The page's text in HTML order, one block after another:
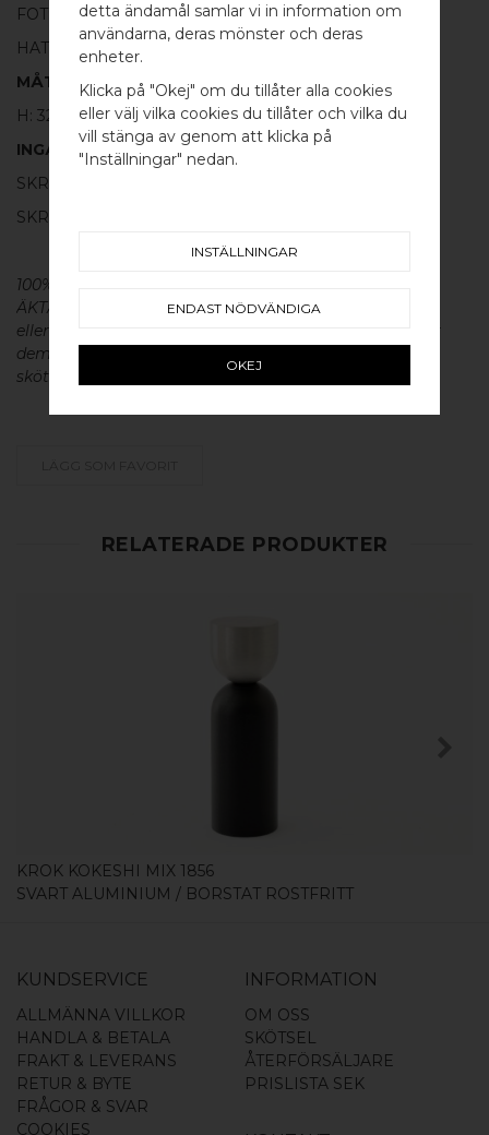
WELCOME TO
BB SWEDEN HARDWARE
Välj land / Choose country
FOT:
100% SVART ALUMINIUM
HATT:
100% BORSTAT ROSTFRITT STÅL
MÅTT
H: 32MM Ø: 18MM
INGÅR
SKRUV FÖR LUCKA: M4 X 20MM - 1 ST
SKRUVSTIFT FÖR VÄGG: M4 X 40MM - 1 ST
100% ÄKTA METALL - Alla våra beslag är tillverkade av
ÄKTA massiv mässing, koppar, rostfritt stål
eller aluminium utan metallisk ytbehandling, vilket ger
dem en väldigt lång livslängd och vacker patina. För
skötsel av våra produkter läs mer
RELATERADE PRODUKTER
KROK KOKESHI MIX 1856
SVART ALUMINIUM / BORSTAT ROSTFRITT
KUNDSERVICE
ALLMÄNNA VILLKOR
HANDLA & BETALA
FRAKT & LEVERANS
RETUR & BYTE
FRÅGOR & SVAR
COOKIES
INFORMATION
OM OSS
SKÖTSEL
ÅTERFÖRSÄLJARE
PRISLISTA SEK
detta ändamål samlar vi in information om
användarna, deras mönster och deras
enheter.
Klicka på "Okej" om du tillåter alla cookies
eller välj vilka cookies du tillåter och vilka du
vill stänga av genom att klicka på
"Inställningar" nedan.
INSTÄLLNINGAR
ENDAST NÖDVÄNDIGA
OKEJ